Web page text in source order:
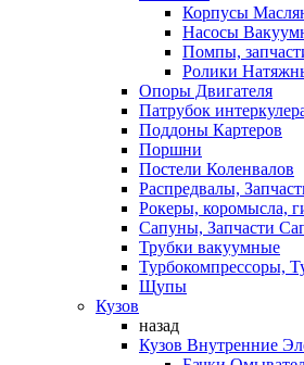
Корпусы
Насосы
Помпы,
Ролики
Опоры Двигателя
Патрубок
Поддоны Картеров
Поршни
Постели Коленвалов
Распредвалы,
Рокеры, коромысла,
Сапуны, Запчасти
Трубки вакуумные
Турбокомпрессоры,
Щупы
Кузов
назад
Кузов Внутренние